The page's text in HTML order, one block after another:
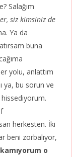
Salağım
siz kimsiniz de
Ya da
buna
yolu, anlattım
ya, bu sorun ve
herkesten. İki
beni zorbalıyor,
o